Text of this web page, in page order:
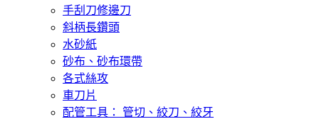
手刮刀修邊刀
斜柄長鑽頭
水砂紙
砂布、砂布環帶
各式絲攻
車刀片
配管工具： 管切、絞刀、絞牙